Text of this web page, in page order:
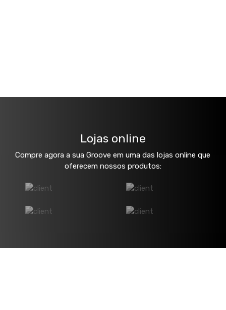
Lojas online
Compre agora a sua Groove em uma das lojas online que
oferecem nossos produtos: